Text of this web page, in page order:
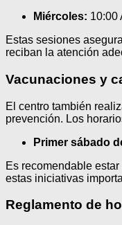
Miércoles: 10:00
Estas sesiones
reciban la atención
Vacunaciones y
El centro también
prevención. Los
Primer sábado
Es recomendable
estas iniciativas
Reglamento de